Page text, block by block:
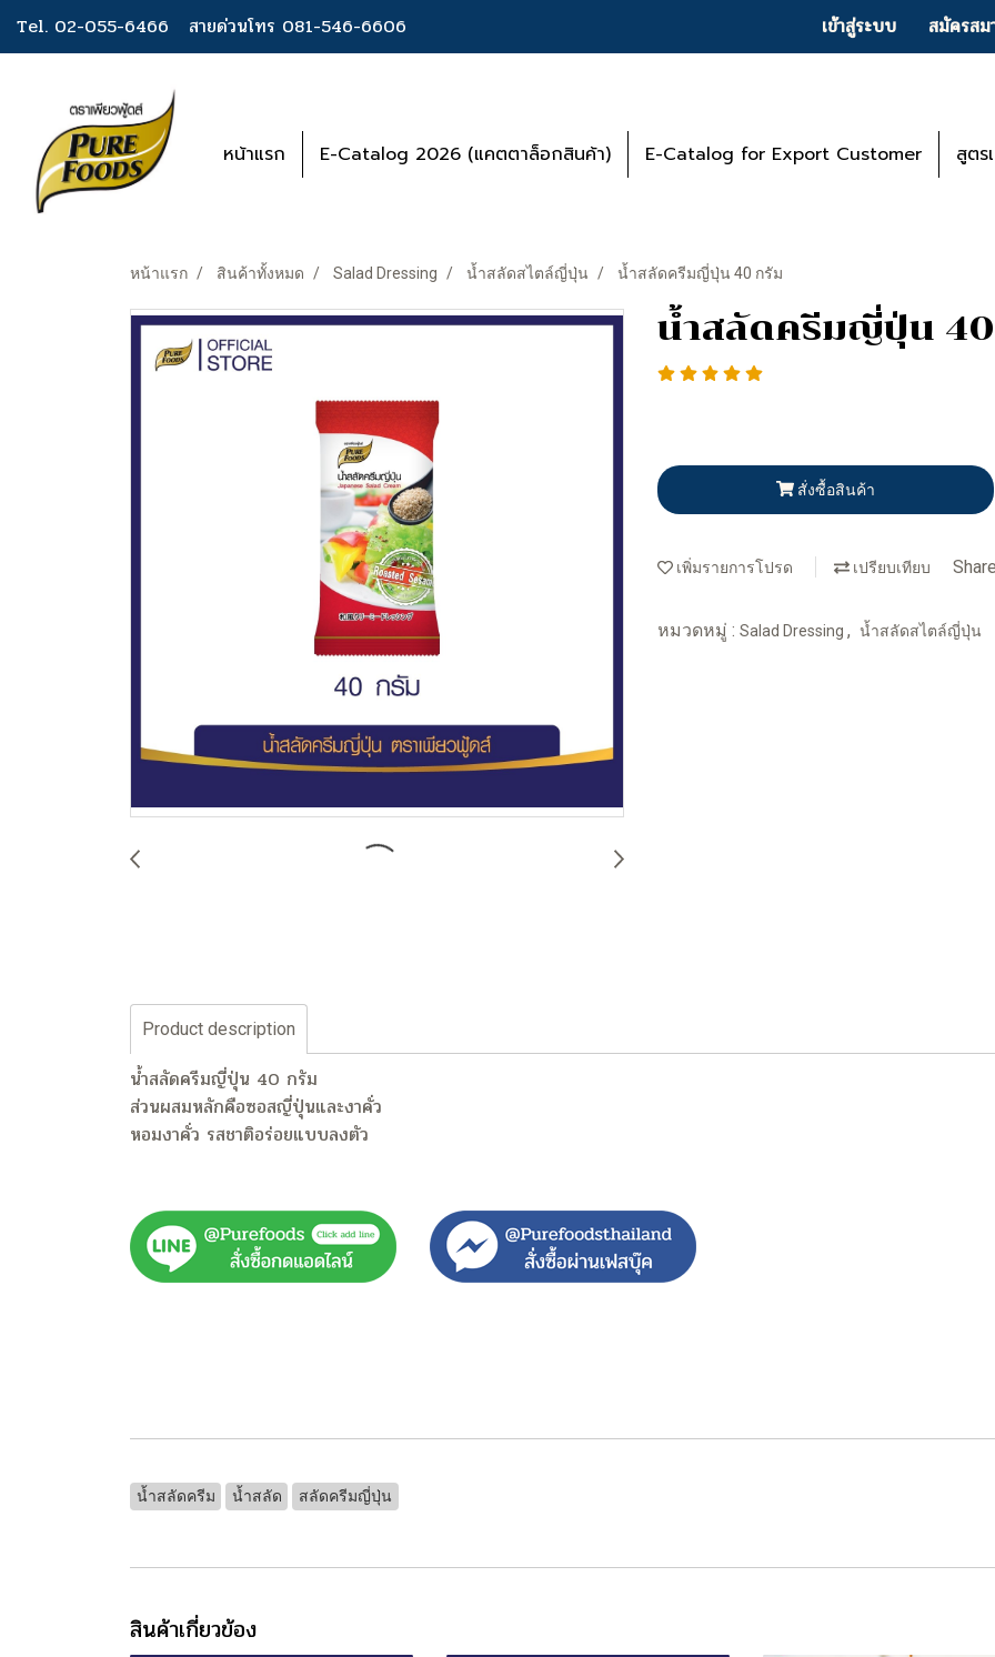
Tel. 02-055-6466 สายด่วนโทร 081-546-6606 เข้าสู่ระบบ สมัครสม
หน้าแรก E-Catalog 2026 (แคตตาล็อกสินค้า) E-Catalog for Export Customer สูตร
หน้าแรก สินค้าทั้งหมด Salad Dressing น้ำสลัดสไตล์ญี่ปุ่น น้ำสลัดครีมญี่ปุ่น 40 กรัม
น้ำสลัดครีมญี่ปุ่น
สั่งซื้อสินค้า
เพิ่มรายการโปรด เปรียบเทียบ
หมวดหมู่ : Salad Dressing , น้ำสลัดสไตล์ญี่ปุ่น
Product description
น้ำสลัดครีมญี่ปุ่น 40 กรัม
ส่วนผสมหลักคือซอสญี่ปุ่นและงาคั่ว
หอมงาคั่ว รสชาติอร่อยแบบลงตัว
น้ำสลัดครีม น้ำสลัด สลัดครีมญี่ปุ่น
สินค้าเกี่ยวข้อง